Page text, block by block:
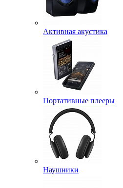
Активная акустика
Портативные плееры
Наушники